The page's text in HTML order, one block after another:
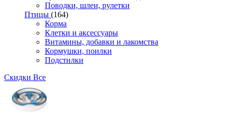
Поводки, шлеи, рулетки
Птицы (164)
Корма
Клетки и аксессуары
Витамины, добавки и лакомства
Кормушки, поилки
Подстилки
Скидки Все